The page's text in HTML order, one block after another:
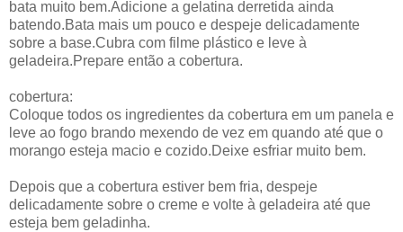
bata muito bem.Adicione a gelatina derretida ainda
batendo.Bata mais um pouco e despeje delicadamente
sobre a base.Cubra com filme plástico e leve à
geladeira.Prepare então a cobertura.
cobertura:
Coloque todos os ingredientes da cobertura em um panela e
leve ao fogo brando mexendo de vez em quando até que o
morango esteja macio e cozido.Deixe esfriar muito bem.
Depois que a cobertura estiver bem fria, despeje
delicadamente sobre o creme e volte à geladeira até que
esteja bem geladinha.